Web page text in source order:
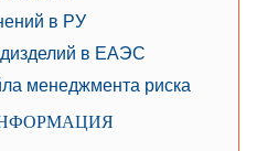
в РУ
в ЕАЭС
менеджмента риска